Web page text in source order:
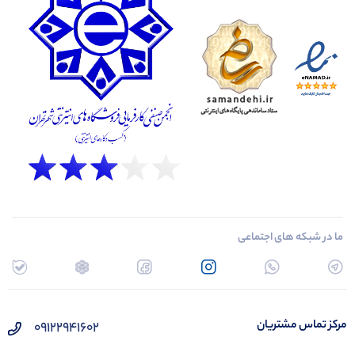
ما در شبکه های اجتماعی
مرکز تماس مشتریان ۰۹۱۲۲۹۴۱۶۰۲